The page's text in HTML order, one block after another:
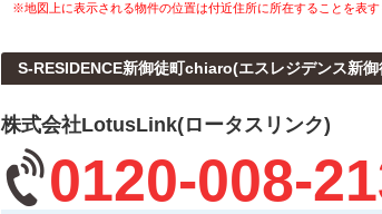
※地図上に表示される物件の位置は付近住所に所在することを表
S-RESIDENCE新御徒町chiaro(エスレジデンス新
株式会社LotusLink(ロータスリンク)
0120-008-